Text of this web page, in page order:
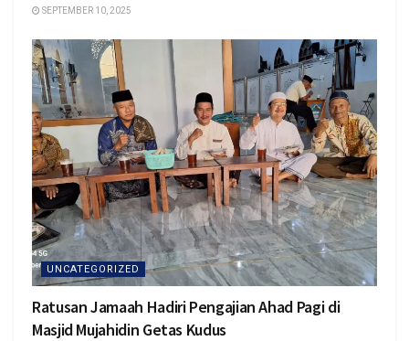
SEPTEMBER 10, 2025
UNCATEGORIZED
Ratusan Jamaah Hadiri Pengajian Ahad Pagi di
Masjid Mujahidin Getas Kudus